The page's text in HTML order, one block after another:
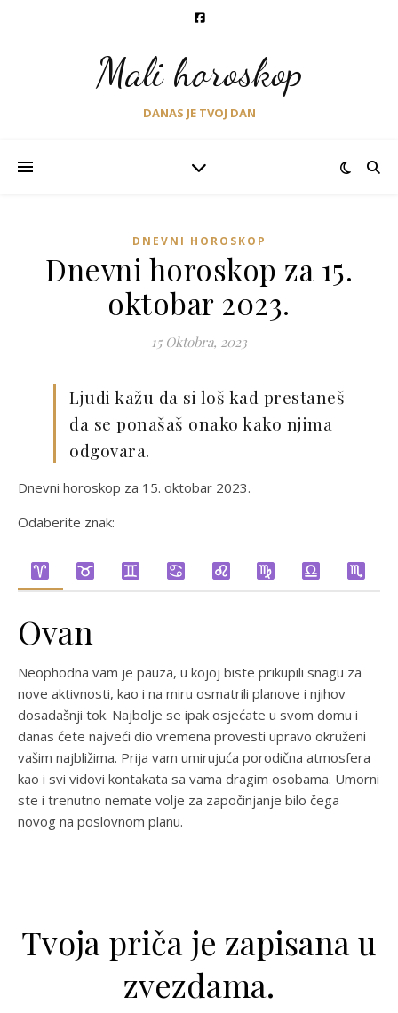
Mali horoskop
DANAS JE TVOJ DAN
DNEVNI HOROSKOP
Dnevni horoskop za 15.
oktobar 2023.
15 Oktobra, 2023
Ljudi kažu da si loš kad prestaneš
da se ponašaš onako kako njima
odgovara.
Dnevni horoskop za 15. oktobar 2023.
Odaberite znak:
Ovan
Neophodna vam je pauza, u kojoj biste prikupili snagu za
nove aktivnosti, kao i na miru osmatrili planove i njihov
dosadašnji tok. Najbolje se ipak osjećate u svom domu i
danas ćete najveći dio vremena provesti upravo okruženi
vašim najbližima. Prija vam umirujuća porodična atmosfera
kao i svi vidovi kontakata sa vama dragim osobama. Umorni
ste i trenutno nemate volje za započinjanje bilo čega
novog na poslovnom planu.
Tvoja priča je zapisana u
zvezdama.